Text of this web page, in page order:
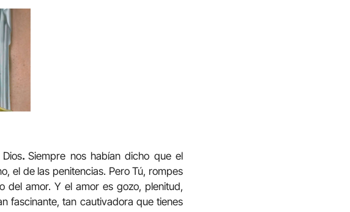
.Siempre nos habían dicho que el
el de las penitencias. Pero Tú, rompes
del amor. Y el amor es gozo, plenitud,
fascinante, tan cautivadora que tienes